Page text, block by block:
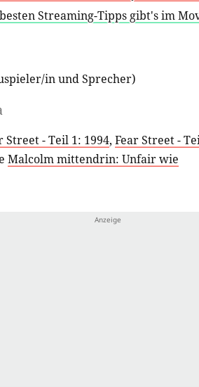
Streaming-Tipps gibt's im
inundSprecher)
Street - Teil 1: 1994, Fear Street -
Malcolm mittendrin: Unfair wie